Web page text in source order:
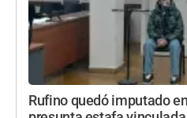
Rufino quedó imputado